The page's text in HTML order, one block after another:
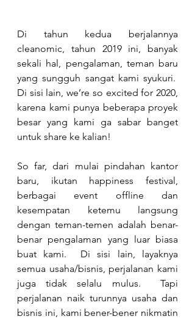
Di tahun kedua berjalannya
cleanomic, tahun 2019 ini, banyak
sekali hal, pengalaman, teman baru
yang sungguh sangat kami syukuri.
Di sisi lain, we’re so excited for 2020,
karena kami punya beberapa proyek
besar yang kami ga sabar banget
untuk share ke kalian!
So far, dari mulai pindahan kantor
baru, ikutan happiness festival,
berbagai event offline dan
kesempatan ketemu langsung
dengan teman-temen adalah benar-
benar pengalaman yang luar biasa
buat kami.  Di sisi lain, layaknya
semua usaha/bisnis, perjalanan kami
juga tidak selalu mulus.  Tapi
perjalanan naik turunnya usaha dan
bisnis ini, kami bener-bener nikmatin